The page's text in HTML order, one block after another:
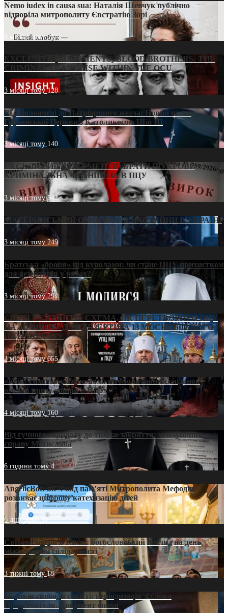
Nemo iudex in causa sua: Наталія Шевчук публічно
відповіла митрополиту Євстратію Зорі
3 місяці тому214
EXCLUSIVE (DOCUMENTS)/BLOOD BROTHERS: THE
CRIMINAL FRANCHISE WITHIN THE OCU
3 місяці тому128
Від віолончелі до Патріаршого жезла: Новий шлях
Грузинської Церкви з Католикосом Шіо III
3 місяці тому 140
ЕКСКЛЮЗИВ (ДОКУМЕНТИ)/БРАТИ ПО КРОВІ:
КРИМІНАЛЬНА ФРАНШИЗА В ПЦУ
3 місяці тому542
МАТЕРИНСЬКИЙ ОМОРФОР В ЧАС ВІЙНИ В УКРАЇНІ
3 місяці тому249
Братська «броня» під куполами: чи стане ПЦУ прихистком
для дезертирів у рясах?
3 місяці тому294
СВЯТІ УХИЛЯНТИ: СХЕМА, ЯК ПЕРЕТВОРИТИ ПЦУ
НА «ОФШОР» ДЛЯ ДЕЗЕРТИРА ІЗ МОСКОВСЬКОГО
ПАТРІАРХАТУ
3 місяці тому655
«Кейс Тихона» у Тернополі: як Молитовний сніданок
оголив кризу довіри в ПЦУ
4 місяці тому160
Від гучного скандалу до тихого закриття: хто зупинив
справу Мстислава
6 години тому4
AngelicBot: як Фонд пам’яті Митрополита Мефодія
розвиває цифрову катехизацію дітей
6 днів тому11
Світові лідери в Києві: богословський погляд на день
міжнародної солідарності
3 тижні тому18
35 років свободи совісті: періодизація зі слова
Предстоятеля. Документ епохи